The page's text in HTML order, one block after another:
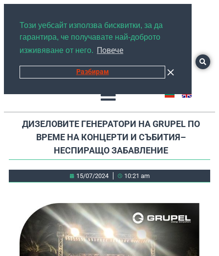
Този уебсайт използва бисквитки, за да
гарантира, че получавате най-доброто
изживяване от него.
Повече
Разбирам
ДИЗЕЛОВИТЕ ГЕНЕРАТОРИ НА GRUPEL ПО
ВРЕМЕ НА КОНЦЕРТИ И СЪБИТИЯ–
НЕСПИРАЩО ЗАБАВЛЕНИЕ
15/07/2024 10:21 am